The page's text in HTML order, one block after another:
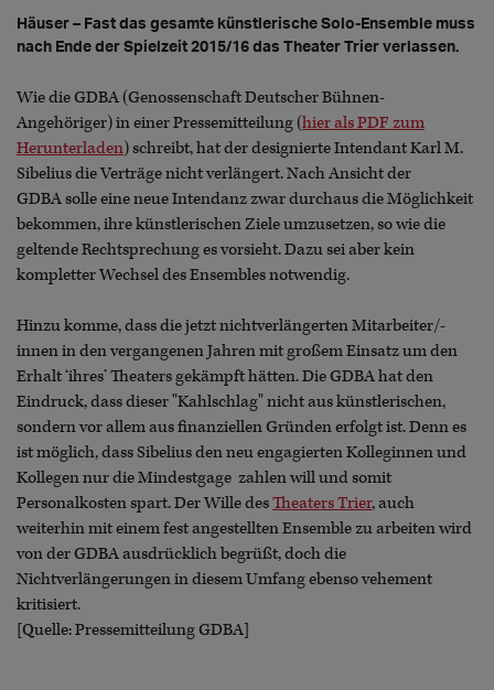
Häuser – Fast das gesamte künstlerische Solo-Ensemble muss
nach Ende der Spielzeit 2015/16 das Theater Trier verlassen.
Wie die GDBA (Genossenschaft Deutscher Bühnen-
Angehöriger) in einer Pressemitteilung (hier als PDF zum
Herunterladen) schreibt, hat der designierte Intendant Karl M.
Sibelius die Verträge nicht verlängert. Nach Ansicht der
GDBA solle eine neue Intendanz zwar durchaus die Möglichkeit
bekommen, ihre künstlerischen Ziele umzusetzen, so wie die
geltende Rechtsprechung es vorsieht. Dazu sei aber kein
kompletter Wechsel des Ensembles notwendig.
Hinzu komme, dass die jetzt nichtverlängerten Mitarbeiter/-
innen in den vergangenen Jahren mit großem Einsatz um den
Erhalt ‘ihres’ Theaters gekämpft hätten. Die GDBA hat den
Eindruck, dass dieser "Kahlschlag" nicht aus künstlerischen,
sondern vor allem aus finanziellen Gründen erfolgt ist. Denn es
ist möglich, dass Sibelius den neu engagierten Kolleginnen und
Kollegen nur die Mindestgage zahlen will und somit
Personalkosten spart. Der Wille desTheaters Trier, auch
weiterhin mit einem fest angestellten Ensemble zu arbeiten wird
von der GDBA ausdrücklich begrüßt, doch die
Nichtverlängerungen in diesem Umfang ebenso vehement
kritisiert.
[Quelle: Pressemitteilung GDBA]